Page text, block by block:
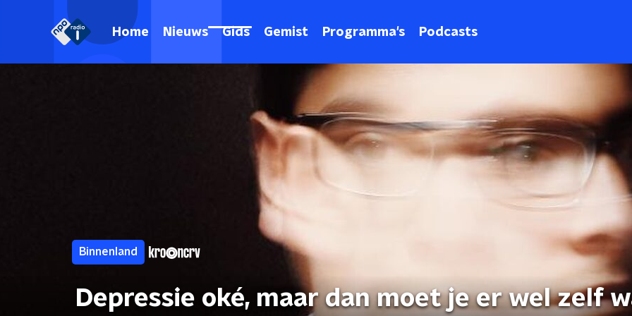
Home Nieuws Gids Gemist Programma's Podcasts
Binnenland
Depressie oké, maar dan moet je er wel zelf